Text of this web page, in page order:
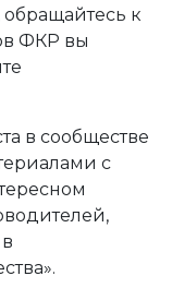
к
ФКР вы
в сообществе
с